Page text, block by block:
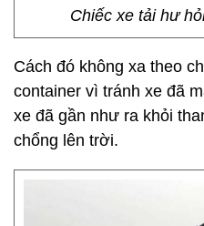
Chiếc xe tải hư
Cách đó không xa theo
container vì tránh xe đã
xe đã gần như ra khỏi
chổng lên trời.